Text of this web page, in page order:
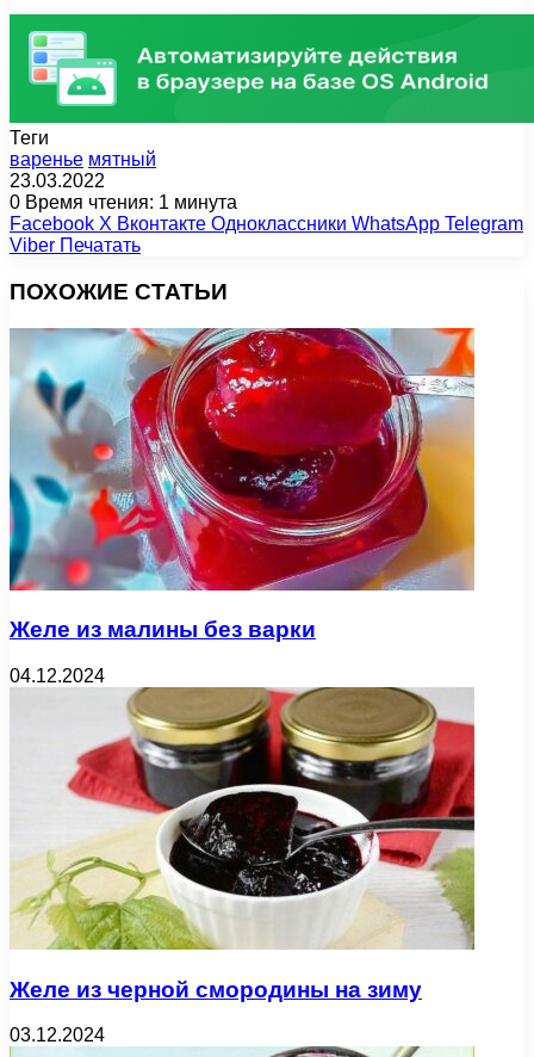
Теги
варенье мятный
23.03.2022
0 Время чтения: 1 минута
Facebook X Вконтакте Одноклассники WhatsApp Telegram
Viber Печатать
ПОХОЖИЕ СТАТЬИ
Желе из малины без варки
04.12.2024
Желе из черной смородины на зиму
03.12.2024